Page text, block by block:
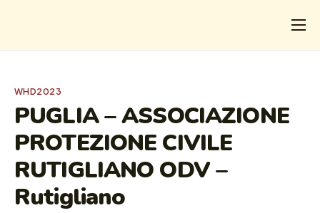
CHI
I SALVATI
FORMAZIONE
PROGETTI
NEWS
WHD2023
PUGLIA – ASSOCIAZIONE
PROTEZIONE CIVILE
RUTIGLIANO ODV –
Rutigliano